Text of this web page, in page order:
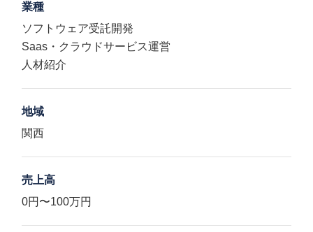
業種
ソフトウェア受託開発
Saas・クラウドサービス運営
人材紹介
地域
関西
売上高
0円〜100万円